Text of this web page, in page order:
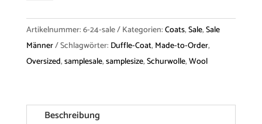
Coat
"Bruce"
Wool
Artikelnummer:6-24-sale Kategorien:Coats,Sale,Sale
Männer Schlagwörter: Duffle-Coat, Made-to-Order,
Oversized,samplesale,samplesize,Schurwolle,Wool
Beschreibung